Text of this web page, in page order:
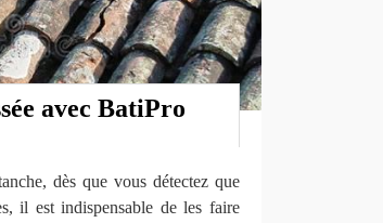
avec BatiPro
dès que vous détectez que
il est indispensable de les faire